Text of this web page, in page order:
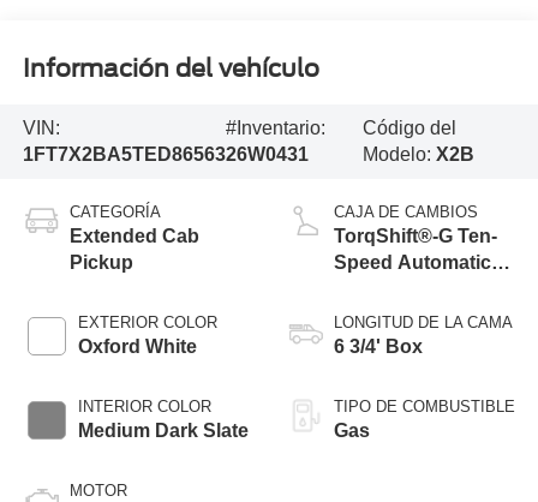
Información del vehículo
VIN:
1FT7X2BA5TED86563
#Inventario:
26W0431
Código del
Modelo: X2B
CATEGORÍA
Extended Cab
Pickup
EXTERIOR COLOR
Oxford White
INTERIOR COLOR
Medium Dark Slate
MOTOR
CAJA DE CAMBIOS
TorqShift®-G Ten-
Speed Automatic
Selectable Drive
Modes
LONGITUD DE LA CAMA
6 3/4' Box
TIPO DE COMBUSTIBLE
Gas